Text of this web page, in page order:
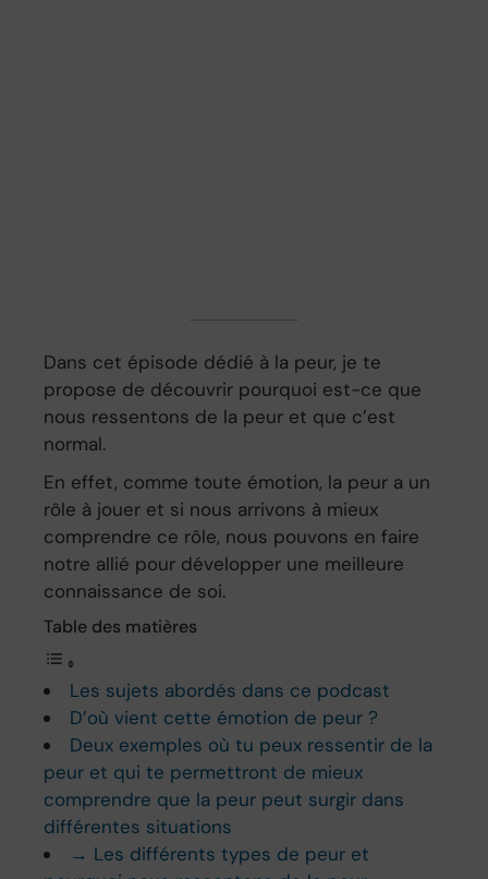
Dans cet épisode dédié à la peur, je te
propose de découvrir pourquoi est-ce que
nous ressentons de la peur et que c’est
normal.
En effet, comme toute émotion, la peur a un
rôle à jouer et si nous arrivons à mieux
comprendre ce rôle, nous pouvons en faire
notre allié pour développer une meilleure
connaissance de soi.
Table des matières
Les sujets abordés dans ce podcast
D’où vient cette émotion de peur ?
Deux exemples où tu peux ressentir de la
peur et qui te permettront de mieux
comprendre que la peur peut surgir dans
différentes situations
→ Les différents types de peur et